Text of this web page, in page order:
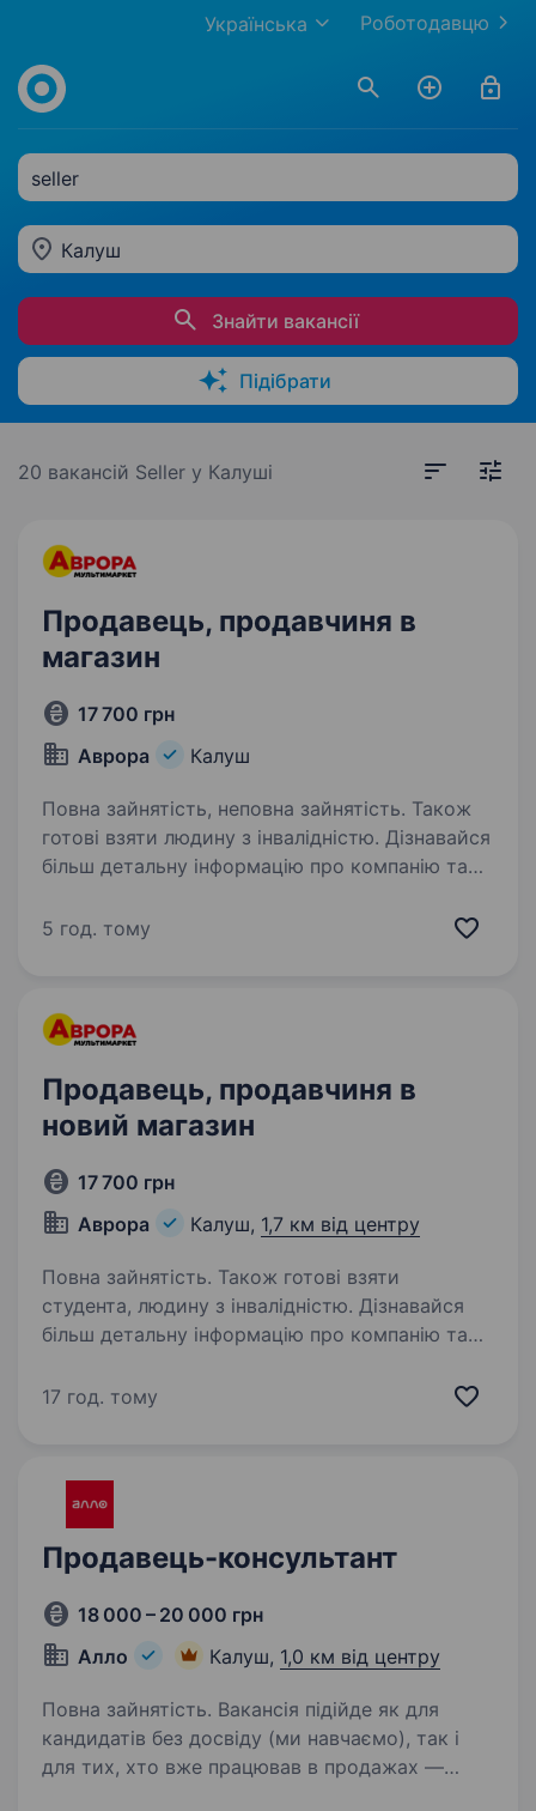
Роботодавцю
Українська
seller
Калуш
Знайти вакансії
Підібрати
20 вакансій Seller у Калуші
Продавець, продавчиня в
магазин
17 700 грн
Аврора
Калуш
Повна зайнятість, неповна зайнятість. Також
готові взяти людину з інвалідністю. Дізнавайся
більш детальну інформацію про компанію та
robota.avrora.ua
працювати…
5 год. тому
Продавець, продавчиня в
новий магазин
17 700 грн
Аврора
Калуш, 1,7 км від центру
Повна зайнятість. Також готові взяти
студента, людину з інвалідністю. Дізнавайся
більш детальну інформацію про компанію та
robota.avrora.ua https://t.me/Avrora_HC_bot
17 год. тому
Продавець-консультант
18 000 – 20 000 грн
Алло
Калуш, 1,0 км від центру
Повна зайнятість. Вакансія підійде як для
кандидатів без досвіду (ми навчаємо), так і
для тих, хто вже працював в продажах —